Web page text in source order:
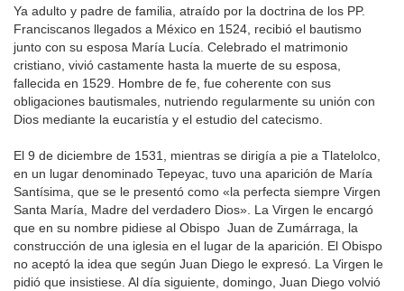
Ya adulto y padre de familia, atraído por la doctrina de los PP.
Franciscanos llegados a México en 1524, recibió el bautismo
junto con su esposa María Lucía. Celebrado el matrimonio
cristiano, vivió castamente hasta la muerte de su esposa,
fallecida en 1529. Hombre de fe, fue coherente con sus
obligaciones bautismales, nutriendo regularmente su unión con
Dios mediante la eucaristía y el estudio del catecismo.
El 9 de diciembre de 1531, mientras se dirigía a pie a Tlatelolco,
en un lugar denominado Tepeyac, tuvo una aparición de María
Santísima, que se le presentó como «la perfecta siempre Virgen
Santa María, Madre del verdadero Dios». La Virgen le encargó
que en su nombre pidiese al Obispo Juan de Zumárraga, la
construcción de una iglesia en el lugar de la aparición. El Obispo
no aceptó la idea que según Juan Diego le expresó. La Virgen le
pidió que insistiese. Al día siguiente, domingo, Juan Diego volvió